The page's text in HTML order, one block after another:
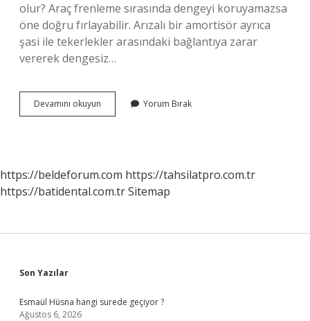
olur? Araç frenleme sırasında dengeyi koruyamazsa
öne doğru fırlayabilir. Arızalı bir amortisör ayrıca
şasi ile tekerlekler arasındaki bağlantıya zarar
vererek dengesiz…
Devamını okuyun Amortisörlerin
Bozulduğunu
Yorum Bırak
https://beldeforum.com https://tahsilatpro.com.tr
https://batidental.com.trSitemap
Sidebar
Son Yazılar
Esmaül Hüsna hangi surede geçiyor ?
Ağustos 6, 2026